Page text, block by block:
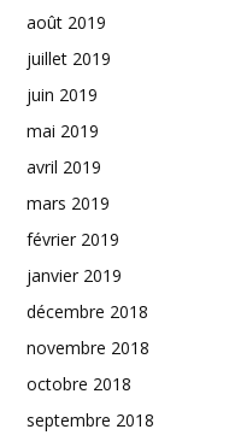
août 2019
juillet 2019
juin 2019
mai 2019
avril 2019
mars 2019
février 2019
janvier 2019
décembre 2018
novembre 2018
octobre 2018
septembre 2018